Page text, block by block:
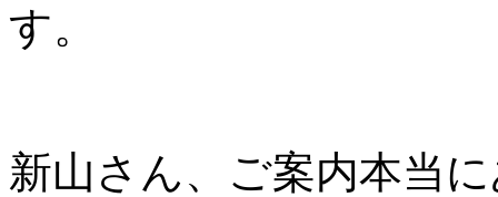
す。
新山さん、ご案内本当